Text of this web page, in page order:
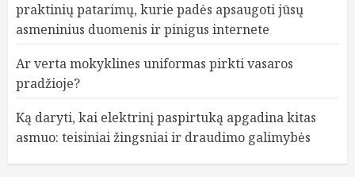
praktinių patarimų, kurie padės apsaugoti jūsų
asmeninius duomenis ir pinigus internete
Ar verta mokyklines uniformas pirkti vasaros
pradžioje?
Ką daryti, kai elektrinį paspirtuką apgadina kitas
asmuo: teisiniai žingsniai ir draudimo galimybės